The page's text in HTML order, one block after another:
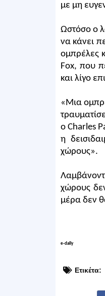
με μη
Ωστόσο ο
να κάνει
ομπρέλες
Fox, που
και λίγο
«Μια
ο Charles
η
χώρους».
χώρους
μέρα δεν
e-daily
Ετικέτα: